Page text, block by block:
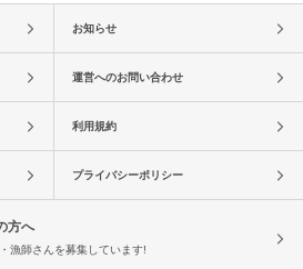
お知らせ
運営へのお問い合わせ
利用規約
プライバシーポリシー
方へ
漁師さんを募集しています!